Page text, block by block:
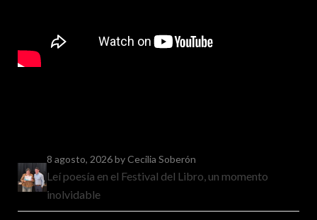
8 agosto, 2026by Cecilia Soberón
Leí poesía en el Festival del Libro, un momento
inolvidable